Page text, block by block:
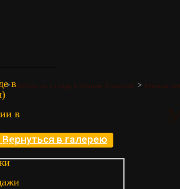
в
в
>Мебель на складе в Италии (Галерея) > Мягкая
Вернуться в галерею